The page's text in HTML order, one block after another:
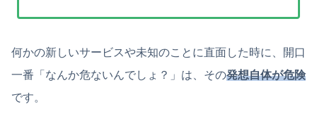
何かの新しいサービスや未知のことに直面した時に、開口
一番「なんか危ないんでしょ？」は、その発想自体が危険
です。